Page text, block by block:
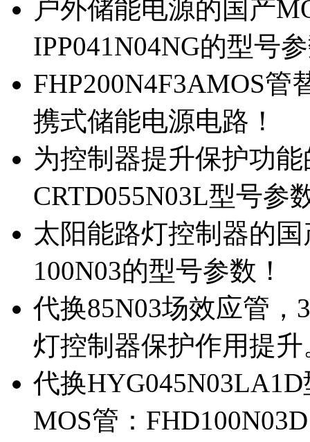
户外储能电源的国产
IPP041N04NG的型号
FHP200N4F3AMOS管
携式储能电源电路！
为控制器提升保护功
CRTD055N03L型号参
太阳能路灯控制器的
100N03的型号参数！
代换85N03场效应管
灯控制器保护作用提升
代换
MOS管：